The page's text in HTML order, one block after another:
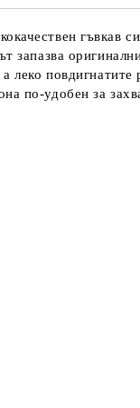
гъвкав
запазва
леко повдигнатите
по-удобен за